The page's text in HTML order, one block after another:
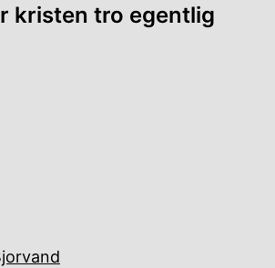
kristen tro egentlig